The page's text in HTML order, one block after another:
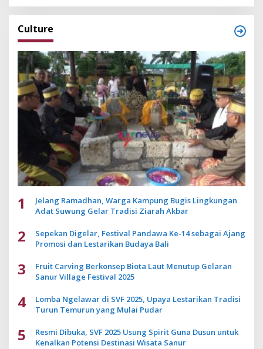
Culture
1
Jelang Ramadhan, Warga Kampung Bugis Lingkungan
Adat Suwung Gelar Tradisi Ziarah Akbar
2
Sepekan Digelar, Festival Pandawa Ke-14 sebagai Ajang
Promosi dan Lestarikan Budaya Bali
3
Fruit Carving Berkonsep Biota Laut Menutup Gelaran
Sanur Village Festival 2025
4
Lomba Ngelawar di SVF 2025, Upaya Lestarikan Tradisi
Turun Temurun yang Mulai Pudar
5
Resmi Dibuka, SVF 2025 Usung Spirit Guna Dusun untuk
Kenalkan Potensi Destinasi Wisata Sanur